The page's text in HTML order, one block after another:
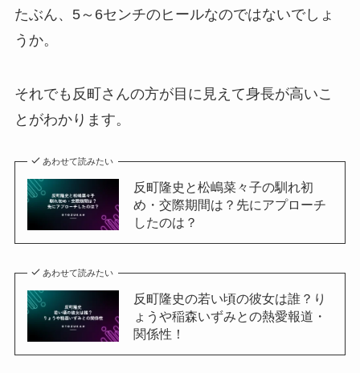
たぶん、5～6センチのヒールなのではないでしょ
うか。
それでも反町さんの方が目に見えて身長が高いこ
とがわかります。
あわせて読みたい
反町隆史と松嶋菜々子の馴れ初
め・交際期間は？先にアプローチ
したのは？
あわせて読みたい
反町隆史の若い頃の彼女は誰？り
ょうや稲森いずみとの熱愛報道・
関係性！